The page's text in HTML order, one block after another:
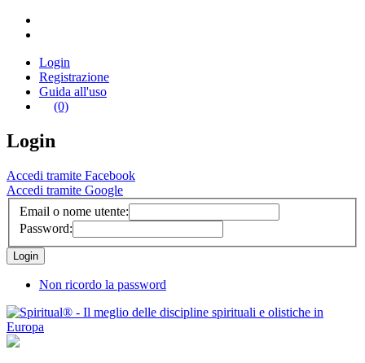
Login
Registrazione
Guida all'uso
(0)
Login
Accedi tramite Facebook
Accedi tramite Google
Email o nome utente:
Password:
Non ricordo la password